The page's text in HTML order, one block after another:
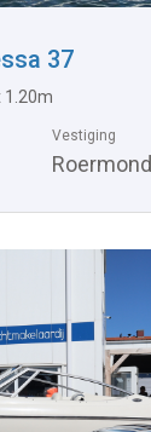
37
1.20m
Vestiging
Roermond